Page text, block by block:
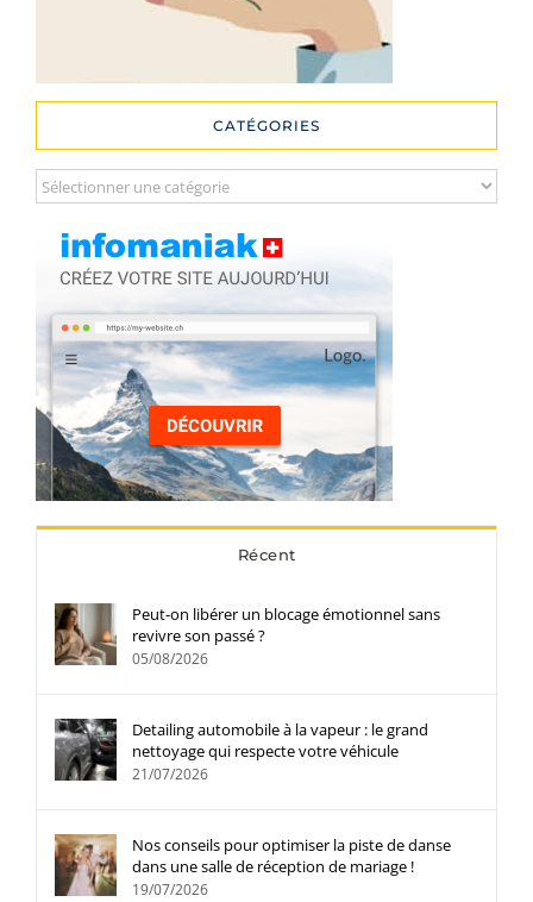
CATÉGORIES
Catégories
Récent
Peut-on libérer un blocage émotionnel sans
revivre son passé ?
05/08/2026
Detailing automobile à la vapeur : le grand
nettoyage qui respecte votre véhicule
21/07/2026
Nos conseils pour optimiser la piste de danse
dans une salle de réception de mariage !
19/07/2026